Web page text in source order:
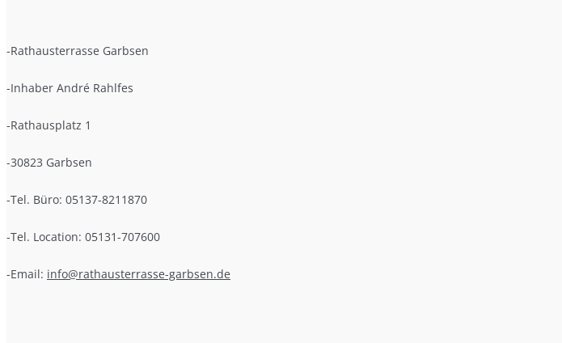
-Rathausterrasse Garbsen
-Inhaber André Rahlfes
-Rathausplatz 1
-30823 Garbsen
-Tel. Büro: 05137-8211870
-Tel. Location: 05131-707600
-Email: info@rathausterrasse-garbsen.de